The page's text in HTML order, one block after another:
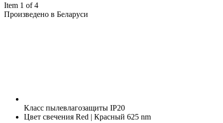
Item 1 of 4
Произведено в Беларуси
Класс пылевлагозащиты IP20
Цвет свечения Red | Красный 625 nm